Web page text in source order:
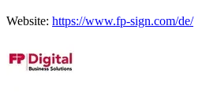
Website: https://www.fp-sign.com/de/